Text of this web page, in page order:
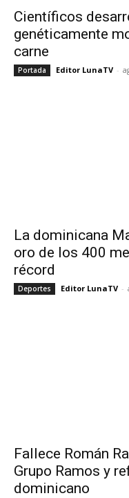
Científicos
genéticamente
carne
Portada Editor LunaTV -
La dominicana
oro de los 400
récord
Deportes Editor LunaTV -
Fallece Román
Grupo Ramos y
dominicano